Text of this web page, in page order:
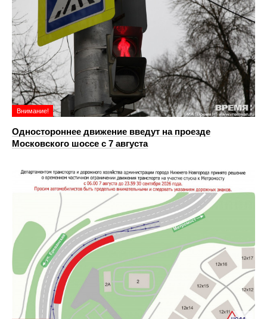
Внимание!
Одностороннее движение введут на проезде
Московского шоссе с 7 августа